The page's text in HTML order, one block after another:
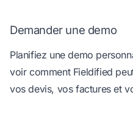
Demander une demo
Planifiez unedemo
voir comment Fieldified
vos devis, vos factures et